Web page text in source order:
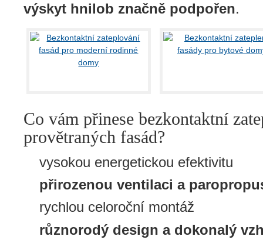
výskyt hnilob značně podpořen.
Co vám přinese bezkontaktní
provětraných fasád?
vysokou energetickou efektivitu
přirozenou ventilaci a
rychlou celoroční montáž
různorodý design a dokonalý